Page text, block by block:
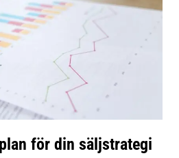
för din säljstrategi